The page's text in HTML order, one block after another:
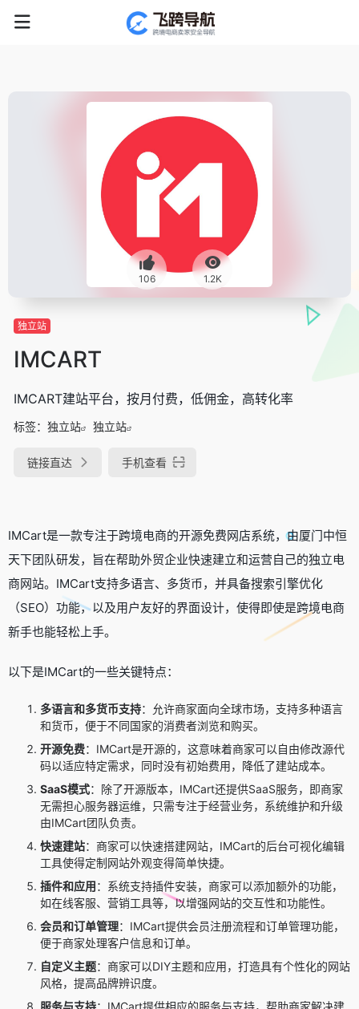
106 1.2K
独立站
IMCART
IMCART建站平台，按月付费，低佣金，高转化率
标签： 独立站 独立站
链接直达 手机查看
IMCart是一款专注于跨境电商的开源免费网店系统，由厦门中恒
天下团队研发，旨在帮助外贸企业快速建立和运营自己的独立电
商网站。IMCart支持多语言、多货币，并具备搜索引擎优化
（SEO）功能，以及用户友好的界面设计，使得即使是跨境电商
新手也能轻松上手。
以下是IMCart的一些关键特点：
多语言和多货币支持：允许商家面向全球市场，支持多种语言
和货币，便于不同国家的消费者浏览和购买。
开源免费：IMCart是开源的，这意味着商家可以自由修改源代
码以适应特定需求，同时没有初始费用，降低了建站成本。
SaaS模式：除了开源版本，IMCart还提供SaaS服务，即商家
无需担心服务器运维，只需专注于经营业务，系统维护和升级
由IMCart团队负责。
快速建站：商家可以快速搭建网站，IMCart的后台可视化编辑
工具使得定制网站外观变得简单快捷。
插件和应用：系统支持插件安装，商家可以添加额外的功能，
如在线客服、营销工具等，以增强网站的交互性和功能性。
会员和订单管理：IMCart提供会员注册流程和订单管理功能，
便于商家处理客户信息和订单。
自定义主题：商家可以DIY主题和应用，打造具有个性化的网站
风格，提高品牌辨识度。
服务与支持：IMCart提供相应的服务与支持，帮助商家解决建